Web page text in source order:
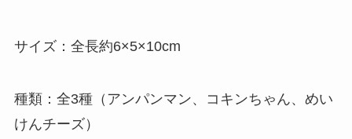
サイズ：全長約6×5×10cm
種類：全3種（アンパンマン、コキンちゃん、めい
けんチーズ）